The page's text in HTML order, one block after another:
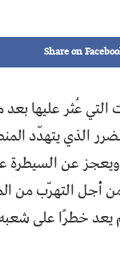
Share on
التي عُثر
الذي يتهدّد
ويعجز عن
أجل التهرّب من
يعد خطرًا على